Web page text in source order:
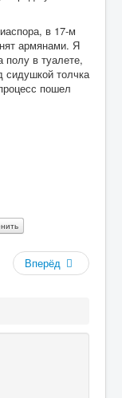
в 17-м
армянами. Я
полу в туалете,
сидушкой толчка
пошел
Вперёд